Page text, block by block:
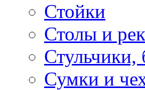
Стойки
Столы и
Стульчики,
Сумки и